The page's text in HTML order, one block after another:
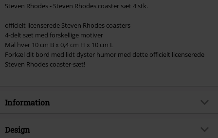
Steven Rhodes - Steven Rhodes coaster sæt 4 stk.
officielt licenserede Steven Rhodes coasters
4-delt sæt med forskellige motiver
Mål hver 10 cm B x 0,4 cm H x 10 cm L
Forkæl dit bord med lidt dyster humor med dette officielt licenserede
Steven Rhodes coaster-sæt!
Information
Artikelnr.
Design